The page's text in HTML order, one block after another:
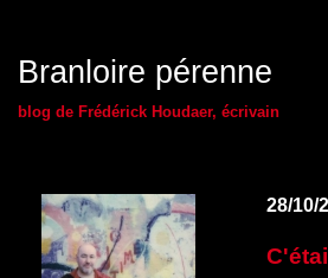
Branloire pérenne
blog de Frédérick Houdaer, écrivain
28/10/